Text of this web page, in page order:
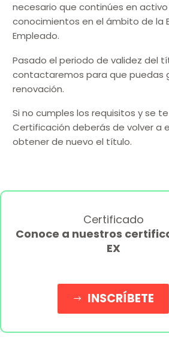
necesario que continúes en
conocimientos en el ámbito de la
Empleado.
Pasado el periodo de validez del
contactaremos para que puedas
renovación.
Si no cumples los requisitos y se
Certificación deberás de volver a
obtener de nuevo el título.
Certificado
Conoce a nuestros
EX
$ INSCRÍBETE